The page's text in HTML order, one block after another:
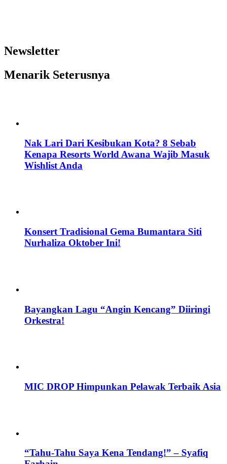
Newsletter
Menarik Seterusnya
Nak Lari Dari Kesibukan Kota? 8 Sebab
Kenapa Resorts World Awana Wajib Masuk
Wishlist Anda
Konsert Tradisional Gema Bumantara Siti
Nurhaliza Oktober Ini!
Bayangkan Lagu “Angin Kencang” Diiringi
Orkestra!
MIC DROP Himpunkan Pelawak Terbaik Asia
“Tahu-Tahu Saya Kena Tendang!” – Syafiq